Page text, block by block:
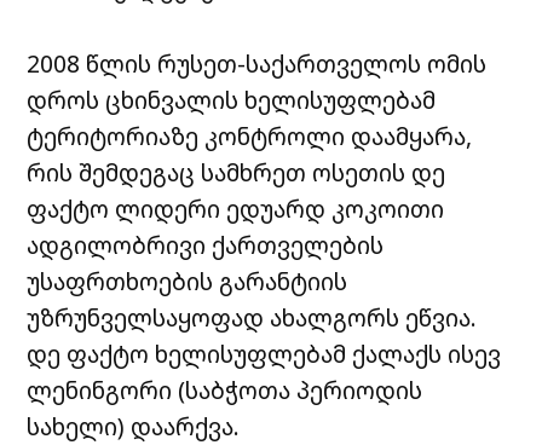
2008 წლის რუსეთ-საქართველოს ომის
დროს ცხინვალის ხელისუფლებამ
ტერიტორიაზე კონტროლი დაამყარა,
რის შემდეგაც სამხრეთ ოსეთის დე
ფაქტო ლიდერი ედუარდ კოკოითი
ადგილობრივი ქართველების
უსაფრთხოების გარანტიის
უზრუნველსაყოფად ახალგორს ეწვია.
დე ფაქტო ხელისუფლებამ ქალაქს ისევ
ლენინგორი (საბჭოთა პერიოდის
სახელი) დაარქვა.